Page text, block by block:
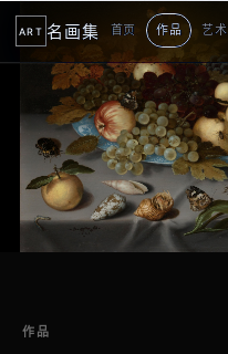
ART 名画集 首页 作品 艺
作品